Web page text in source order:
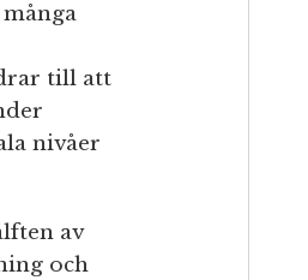
till att
nivåer
av
och